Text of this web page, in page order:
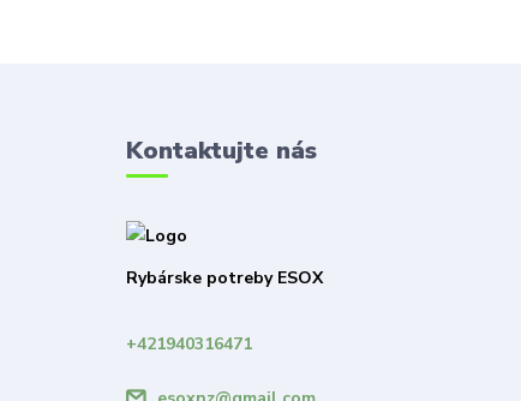
Kontaktujte nás
Rybárske potreby ESOX
+421940316471